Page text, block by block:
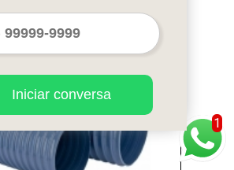
Cod.:4283
1
Iniciar conversa